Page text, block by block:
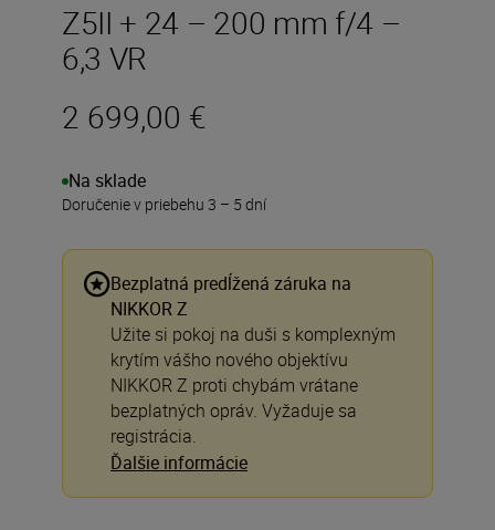
Z5II + 24 – 200 mm f/4 –
6,3 VR
2 699,00 €
Na sklade
Doručenie v priebehu 3 – 5 dní
Bezplatná predĺžená záruka na
NIKKOR Z
Užite si pokoj na duši s komplexným
krytím vášho nového objektívu
NIKKOR Z proti chybám vrátane
bezplatných opráv. Vyžaduje sa
registrácia.
Ďalšie informácie